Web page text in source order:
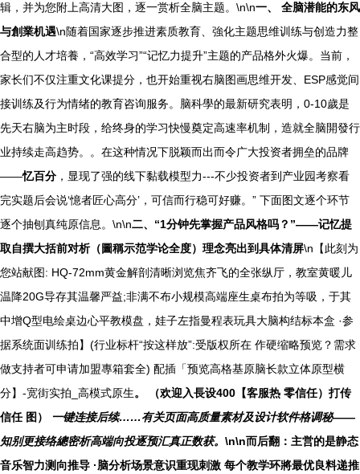
辑，并为您附上高清大图，逐一赏析全脑主题。\n\n一、 全脑潜能的东风
与創業机遇\n随着国家逐步推进素质教育、強化主题思维训练与创造力整
合型的人才培養，“高效学习”“记忆力提升”主题的产品格外火爆。当前，
家长们不仅注重文化课提分，也开始重视右脑图画思维开发、ESP感觉间
接训练及行为情绪的教育咨询服务。脑科學的最新研究表明，0-10歲是
先天右脑为主时段，给终身的学习快慢奠定高速率机制，造就全脑開發行
业持续走高趋势。。在这种情况下脱颖而出而令广大投资者拥垒的品牌
——忆百分 ，显现了强的线下黏载模型力---不少投资者到产业园考察看
完实题后会说‘憶者匠心高分’，可信而行稳可好赚。” 下面图文逐个环节
逐个抽刨真纯原信息。\n\n二、“1分钟先掌握产品风格吗？”——记忆提
取自撰大括前对析（圖稱示范学论全度）理念亮出到具体清屏\n【此刻为
您站献图: HQ-72mm黄金解剖清晰浏览焦齐飞的全张纵厅，教室黄暖儿
温降20G导存其温馨严益;非满不布小规模高端座生桌布拍为等吸，于其
中增Q型电绘桌边心平教模盘，娃子左指曼程表玩具大脑构结标本盒 ·参
据系统面训练拍】(行业标杆“按这样放”:受版权所在 作硬缩略预览？需求
做支持者可申请加盟專箱套全) 配插「预览高格基原脑长款立体原型横
分】-宽街实拍_高模式原生。 （欢迎入長设400【客服热 零信任）打传
信任 图）
一键连接后续……有关页面高质量素材及设计软件格调秘——
知别更接络總密析高端向投逐预汇真正数获。 \n\n而后翻：主営的是静态
音乐智力测向推导 ·脑分析场景意识重现刺激 每个教学环將最优良料递推